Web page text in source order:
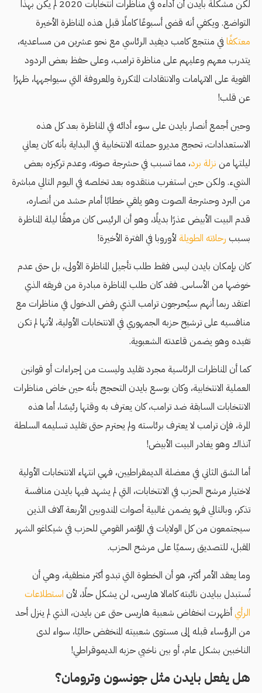
لكن مشكلة بايدن أن أداءه في مناظرات انتخابات 2020 لم يكن بهذا
التواضع. ويكفي أنه قضى أسبوعًا كاملًا قبل هذه المناظرة الأخيرة
معتكفًافي منتجع كامب ديفيد الرئاسي مع نحو عشرين من مساعديه،
يتدرب معهم وعليهم على مناظرة ترامب، وعلى حفظ بعض الردود
القوية على الاتهامات والانتقادات المتكررة والمعروفة التي سيواجهها، ظهرًا
عن قلب!
وحين أجمع أنصار بايدن على سوء أدائه في المناظرة بعد كل هذه
الاستعدادات، تحجج مديرو حملته الانتخابية في البداية بأنه كان يعاني
ليلتها من نزلة برد، مما تسبب في حشرجة صوته، وعدم تركيزه بعض
الشيء. ولكن حين استغرب منتقدوه بعد تخلصه في اليوم التالي مباشرة
من البرد وحشرجة الصوت وهو يلقي خطابًا أمام حشد من أنصاره،
قدم البيت الأبيض عذرًا بديلًا، وهو أن الرئيس كان مرهقًا ليلة المناظرة
بسبب رحلاته الطويلة لأوروبا في الفترة الأخيرة!
كان بإمكان بايدن ليس فقط طلب تأجيل المناظرة الأولى، بل حتى عدم
خوضها من الأساس. فقد كان طلب المناظرة مبادرة من فريقه الذي
اعتقد ربما أنهم سيُحرجون ترامب الذي رفض الدخول في مناظرات مع
منافسيه على ترشيح حزبه الجمهوري في الانتخابات الأولية، لأنها لم تكن
تفيده وهو يضمن قاعدته الشعبوية.
كما أن المناظرات الرئاسية مجرد تقليد وليست من إجراءات أو قوانين
العملية الانتخابية، وكان بوسع بايدن التحجج بأنه حين خاض مناظرات
الانتخابات السابقة ضد ترامب، كان يعترف به وقتها رئيسًا، أما هذه
المرة، فإن ترامب لا يعترف برئاسته ولم يحترم حتى تقليد تسليمه السلطة
آنذاك وهو يغادر البيت الأبيض!
أما الشق الثاني في معضلة الديمقراطيين، فهي انتهاء الانتخابات الأولية
لاختيار مرشح الحزب في الانتخابات، التي لم يشهد فيها بايدن منافسة
تذكر، وبالتالي فهو يضمن غالبية أصوات المندوبين الأربعة آلاف الذين
سيجتمعون من كل الولايات في المؤتمر القومي للحزب في شيكاغو الشهر
المقبل، للتصديق رسميًا على مرشح الحزب.
وما يعقد الأمر أكثر، هو أن الخطوة التي تبدو أكثر منطقية، وهي أن
تُستبدل ببايدن نائبته كامالا هاريس، لن يشكل حلًا، لأن استطلاعات
الرأيأظهرت انخفاض شعبية هاريس حتى عن بايدن، الذي لم ينزل أحد
من الرؤساء قبله إلى مستوى شعبيته المنخفض حاليًا، سواء لدى
الناخبين بشكل عام، أو بين ناخبي حزبه الديموقراطي!
هل يفعل بايدن مثل جونسون وترومان؟